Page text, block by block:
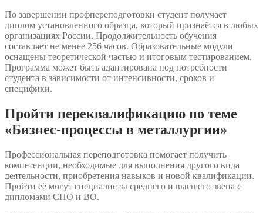
По завершении профпереподготовки студент получает
диплом установленного образца, который признаётся в любых
организациях России. Продолжительность обучения
составляет не менее 256 часов. Образовательные модули
оснащены теоретической частью и итоговым тестированием.
Программа может быть адаптирована под потребности
студента в зависимости от интенсивности, сроков и
специфики.
Пройти переквалификацию по теме
«Бизнес-процессы в металлургии»
Профессиональная переподготовка помогает получить
компетенции, необходимые для выполнения другого вида
деятельности, приобретения навыков и новой квалификации.
Пройти её могут специалисты среднего и высшего звена с
дипломами СПО и ВО.